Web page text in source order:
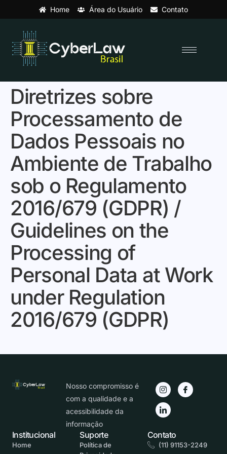
Home Área do Usuário Contato
Diretrizes sobre
Processamento de
Dados Pessoais no
Ambiente de Trabalho
sob o Regulamento
2016/679 (GDPR) /
Guidelines on the
Processing of
Personal Data at Work
under Regulation
2016/679 (GDPR)
Nosso compromisso é
com a qualidade e a
acessibilidade da
informação
Suporte
Política de
Contato
(11) 91153-2249
Institucional
Home